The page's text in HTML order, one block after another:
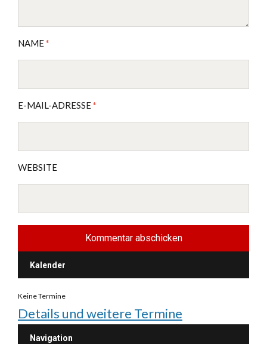
NAME*
E-MAIL-ADRESSE*
WEBSITE
Kalender
Keine Termine
Details und weitere Termine
Navigation